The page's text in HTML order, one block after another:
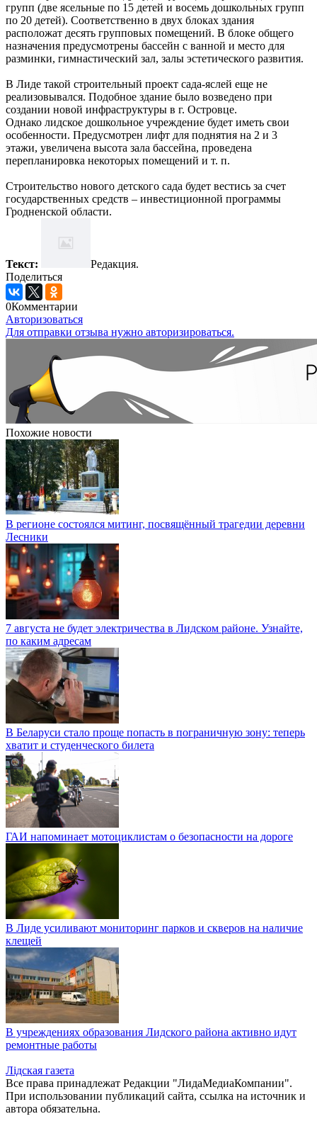
групп (две ясельные по 15 детей и восемь дошкольных групп
по 20 детей). Соответственно в двух блоках здания
расположат десять групповых помещений. В блоке общего
назначения предусмотрены бассейн с ванной и место для
разминки, гимнастический зал, залы эстетического развития.
В Лиде такой строительный проект сада-яслей еще не
реализовывался. Подобное здание было возведено при
создании новой инфраструктуры в г. Островце.
Однако лидское дошкольное учреждение будет иметь свои
особенности. Предусмотрен лифт для поднятия на 2 и 3
этажи, увеличена высота зала бассейна, проведена
перепланировка некоторых помещений и т. п.
Строительство нового детского сада будет вестись за счет
государственных средств – инвестиционной программы
Гродненской области.
Текст:
Редакция.
Поделиться
0Комментарии
Авторизоваться
Для отправки отзыва нужно авторизироваться.
Похожие новости
В регионе состоялся митинг, посвящённый трагедии деревни
Лесники
7 августа не будет электричества в Лидском районе. Узнайте,
по каким адресам
В Беларуси стало проще попасть в пограничную зону: теперь
хватит и студенческого билета
ГАИ напоминает мотоциклистам о безопасности на дороге
В Лиде усиливают мониторинг парков и скверов на наличие
клещей
В учреждениях образования Лидского района активно идут
ремонтные работы
Лiдская газета
Все права принадлежат Редакции "ЛидаМедиаКомпании".
При использовании публикаций сайта, ссылка на источник и
автора обязательна.